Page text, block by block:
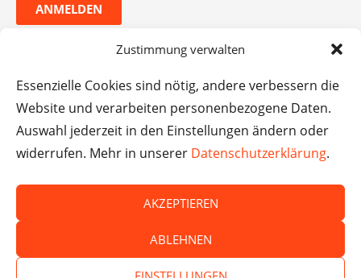
Zustimmung verwalten
Essenzielle Cookies sind nötig, andere verbessern die
Website und verarbeiten personenbezogene Daten.
Auswahl jederzeit in den Einstellungen ändern oder
widerrufen. Mehr in unserer Datenschutzerklärung.
AKZEPTIEREN
ABLEHNEN
ANMELDEN
nicht für die Inhalte externer Websites.